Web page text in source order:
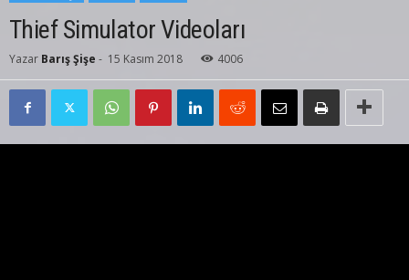
Thief Simulator Videoları
Yazar Barış Şişe - 15 Kasım 2018 4006